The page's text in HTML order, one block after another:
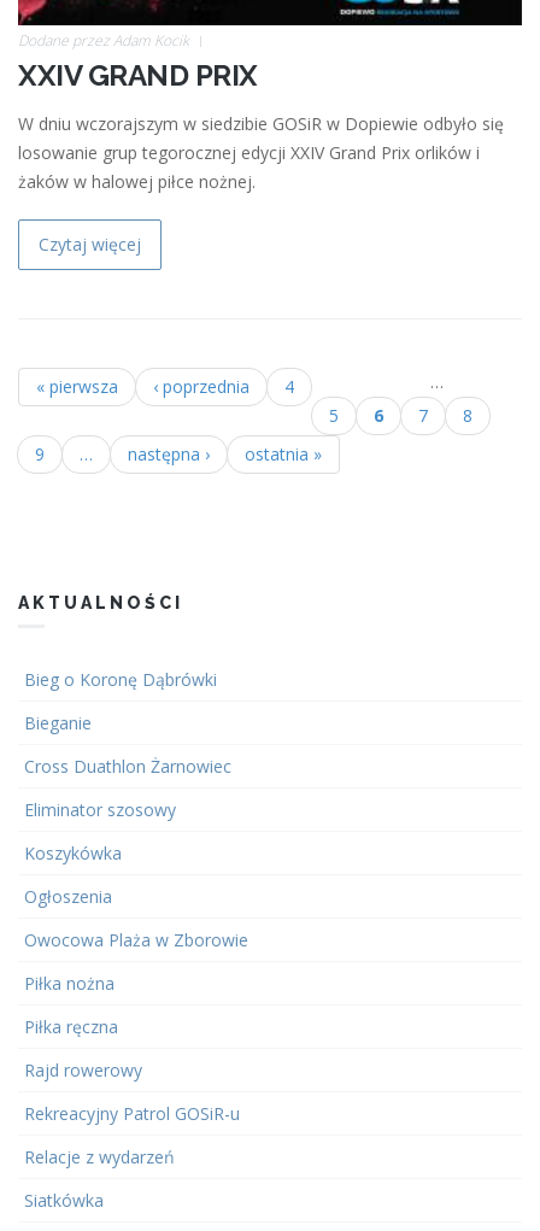
Dodane przezAdam Kocik
XXIV GRAND PRIX
W dniu wczorajszym w siedzibie GOSiR w Dopiewie odbyło się
losowanie grup tegorocznej edycji XXIV Grand Prix orlików i
żaków w halowej piłce nożnej.
Czytaj więcej
Strony
« pierwsza ‹ poprzednia …
4
5
6 7
8
9
… następna › ostatnia »
AKTUALNOŚCI
Bieg o Koronę Dąbrówki
Bieganie
Cross Duathlon Żarnowiec
Eliminator szosowy
Koszykówka
Ogłoszenia
Owocowa Plaża w Zborowie
Piłka nożna
Piłka ręczna
Rajd rowerowy
Rekreacyjny Patrol GOSiR-u
Relacje z wydarzeń
Siatkówka